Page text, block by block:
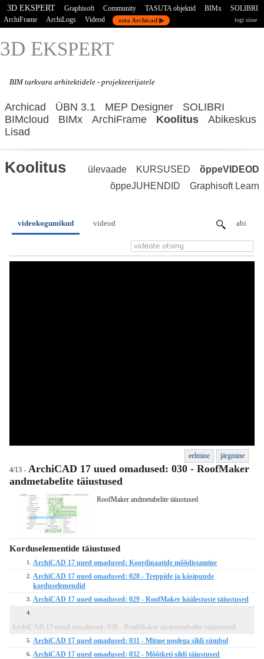
3D EKSPERT Graphisoft Community TASUTA objektid BIMx
SOLIBRI
ArchiFrame
ArchiLogs Videod osta Archicad ▶ logi sisse
3D EKSPERT
BIM tarkvara arhitektidele - projekteerijatele
Archicad ÜBN 3.1 MEP Designer
SOLIBRI
BIMcloud
BIMx ArchiFrame Koolitus
Abikeskus
Lisad
Koolitus ülevaade KURSUSED
õppeVIDEOD
õppeJUHENDID
Graphisoft Learn
videokogumikud videod abi
eelmine
järgmine
4/13 - ArchiCAD 17 uued omadused: 030 - RoofMaker
andmetabelite täiustused
RoofMaker andmetabelite täiustused
Korduselementide täiustused
1. ArchiCAD 17 uued omadused: Koordinaatide mõõdistamine
2.
ArchiCAD 17 uued omadused: 028 - Treppide ja käsipuude
korduselemendid
3. ArchiCAD 17 uued omadused: 029 - RoofMaker häälestuste täiustused
4.
ArchiCAD 17 uued omadused: 030 - RoofMaker andmetabelite täiustused
5. ArchiCAD 17 uued omadused: 031 - Mitme noolega sildi sümbol
6. ArchiCAD 17 uued omadused: 032 - Mõõtketi sildi täiustused